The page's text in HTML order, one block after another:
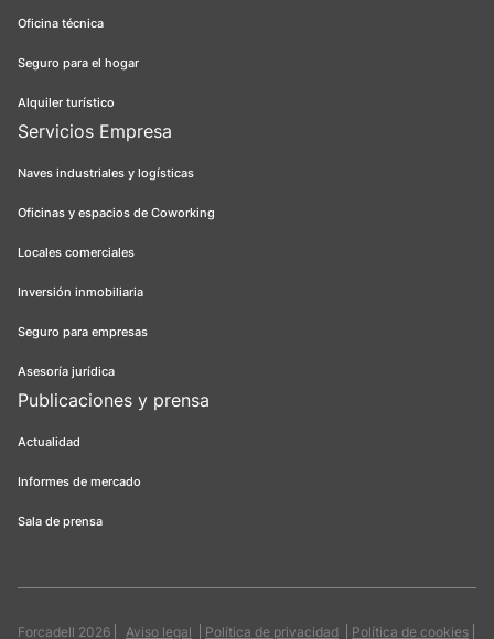
Oficina técnica
Seguro para el hogar
Alquiler turístico
Servicios Empresa
Naves industriales y logísticas
Oficinas y espacios de Coworking
Locales comerciales
Inversión inmobiliaria
Seguro para empresas
Asesoría jurídica
Publicaciones y prensa
Actualidad
Informes de mercado
Sala de prensa
Forcadell 2026 Aviso legal Política de privacidad Política de cookies